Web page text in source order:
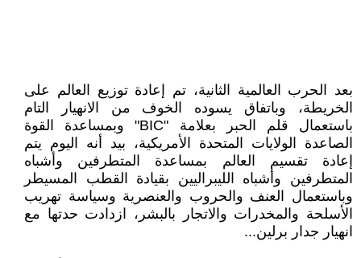
بعد الحرب العالمية الثانية، تم إعادة توزيع العالم على
الخريطة، وباتفاق يسوده الخوف من الانهيار التام
باستعمال قلم الحبر بعلامة "BIC" وبمساعدة القوة
الصاعدة الولايات المتحدة الأمريكية، بيد أنه اليوم يتم
إعادة تقسيم العالم بمساعدة المتطرفين وأشباه
المتطرفين وأشباه الليبراليين بقيادة القطب المسيطر
وباستعمال العنف والحروب والعنصرية وسياسة تهريب
الأسلحة والمخدرات والاتجار بالبشر، ازدادت حدتها مع
انهيار جدار برلين...